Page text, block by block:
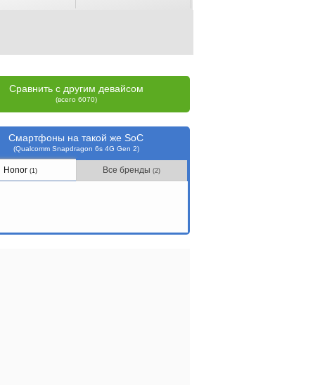
Сравнить с другим девайсом
(всего 6070)
Смартфоны на такой же SoC
(Qualcomm Snapdragon 6s 4G Gen 2)
Honor(1) Все бренды(2)